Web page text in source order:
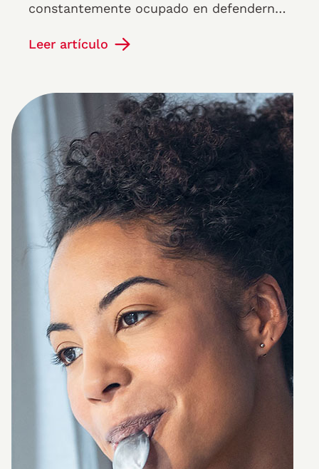
constantemente ocupado en defendernos
agentes patógenos. Durante la…
Leer artículo